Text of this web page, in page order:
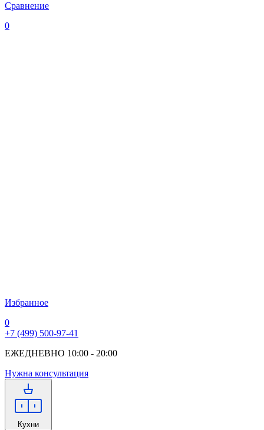
Сравнение
0
Избранное
0
+7 (499) 500-97-41
ЕЖЕДНЕВНО 10:00 - 20:00
Нужна консультация
Кухни